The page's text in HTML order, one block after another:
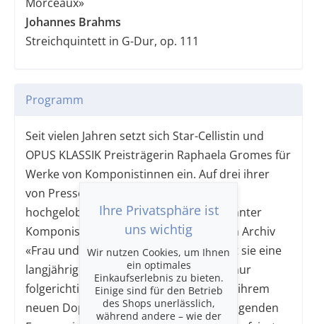
Johannes Brahms
Streichquintett in G-Dur, op. 111
Programm
Seit vielen Jahren setzt sich Star-Cellistin und
OPUS KLASSIK Preisträgerin Raphaela Gromes für
Werke von Komponistinnen ein. Auf drei ihrer
von Presse und Publikum
hochgelobten Alben war Musik unbekannter
Komponistinnen vertreten und mit dem Archiv
«Frau und Musik» in Frankfurt verbindet sie eine
langjährige Zusammenarbeit. So ist es nur
folgerichtig, dass Raphaela Gromes mit ihrem
neuen Doppel-Album FEMMES herausragenden
Ihre Privatsphäre ist
uns wichtig
Wir nutzen Cookies, um Ihnen
ein optimales
Einkaufserlebnis zu bieten.
Einige sind für den Betrieb
des Shops unerlässlich,
während andere – wie der